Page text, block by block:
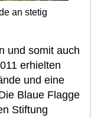
an stetig
und somit auch
erhielten
und eine
Blaue Flagge
Stiftung